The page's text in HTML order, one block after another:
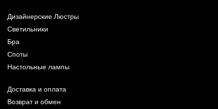
Дизайнерские Люстры
Светильники
Бра
Споты
Настольные лампы
Доставка и оплата
Возврат и обмен